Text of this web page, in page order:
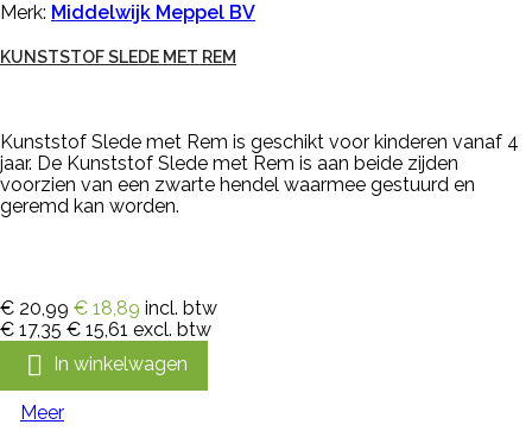
Merk: Middelwijk Meppel BV
KUNSTSTOF SLEDE MET REM
Kunststof Slede met Rem is geschikt voor kinderen vanaf 4
jaar. De Kunststof Slede met Rem is aan beide zijden
voorzien van een zwarte hendel waarmee gestuurd en
geremd kan worden.
€ 20,99 € 18,89 incl. btw
€ 17,35 € 15,61 excl. btw
 In winkelwagen
Meer